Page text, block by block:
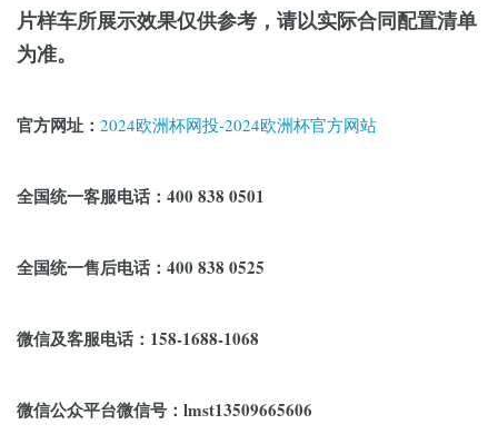
片样车所展示效果仅供参考，请以实际合同配置清单
为准。
官方网址： 2024欧洲杯网投-2024欧洲杯官方网站
全国统一客服电话：400 838 0501
全国统一售后电话：400 838 0525
微信及客服电话：158-1688-1068
微信公众平台微信号：lmst13509665606